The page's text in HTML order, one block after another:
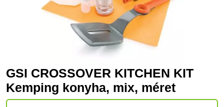
GSI CROSSOVER KITCHEN KIT
Kemping konyha, mix, méret